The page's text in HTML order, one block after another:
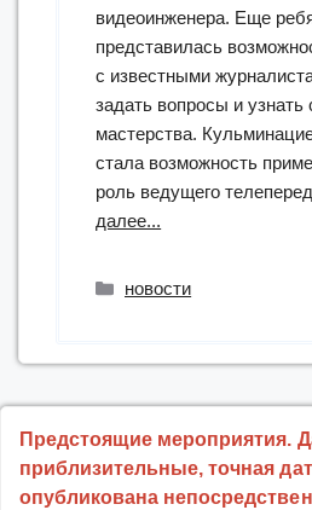
видеоинженера. Еще
представилась
с известными
задать вопросы и узнать
мастерства.
стала возможность
роль ведущего
далее...
монтажа»”
Рубрики
новости
Предстоящие мероприятия.
приблизительные, точная
опубликована